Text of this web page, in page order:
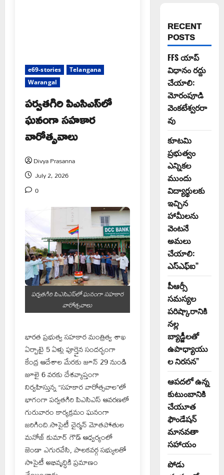
e69-stories
Telangana
Warangal
పర్వతగిరి పిఎసిఎస్‌లో
ఘనంగా సహకార
వారోత్సవాలు
Divya Prasanna
July 2, 2026
0
పర్వతగిరి పిఎసిఎస్‌లో ఘనంగా సహకార
వారోత్సవాలు
భారత ప్రభుత్వ సహకార మంత్రిత్వ శాఖ
ఏర్పాటై 5 ఏళ్లు పూర్తైన సందర్భంగా
కేంద్ర ఆదేశాల మేరకు జూన్ 29 నుండి
జూలై 6 వరకు దేశవ్యాప్తంగా
నిర్వహిస్తున్న “సహకార వారోత్సవాల”లో
భాగంగా పర్వతగిరి పిఎసిఎస్ ఆవరణలో
గురువారం కార్యక్రమం ఘనంగా
జరిగింది.సొసైటీ చైర్మన్ మోతపోతుల
మనోజ్ కుమార్ గౌడ్ ఆధ్వర్యంలో
జెండా ఎగురవేసి, పాలకవర్గ సభ్యులతో
సొసైటీ అభివృద్ధికి ప్రమాణం
RECENT
POSTS
FFS యాప్
విధానం రద్దు
చేయాలి:
మోరంపూడి
వెంకటేశ్వరరా
వు
కూటమి
ప్రభుత్వం
ఎన్నికల
ముందు
విద్యార్థులకు
ఇచ్చిన
హామీలను
వెంటనే
అమలు
చేయాలి:
ఎస్ఎఫ్ఐ”
పీఆర్సీ
సమస్యల
పరిష్కారానికి
నల్ల
బ్యాడ్జీలతో
ఉపాధ్యాయు
ల నిరసన”
ఆపదలో ఉన్న
కుటుంబానికి
చేయూత
ఫౌండేషన్
మానవతా
సహాయం
పోడు